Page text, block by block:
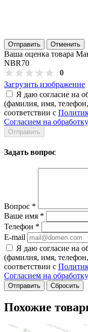
Отправить Отменить
Ваша оценка товара
NBR70
0
Загрузить изображение
Я даю согласие на
(фамилия, имя,
соответствии с
Согласием на
Задать вопрос
Вопрос *
Ваше имя *
Телефон *
E-mail
Я даю согласие на
(фамилия, имя,
соответствии с
Согласием на
Сбросить
Похожие